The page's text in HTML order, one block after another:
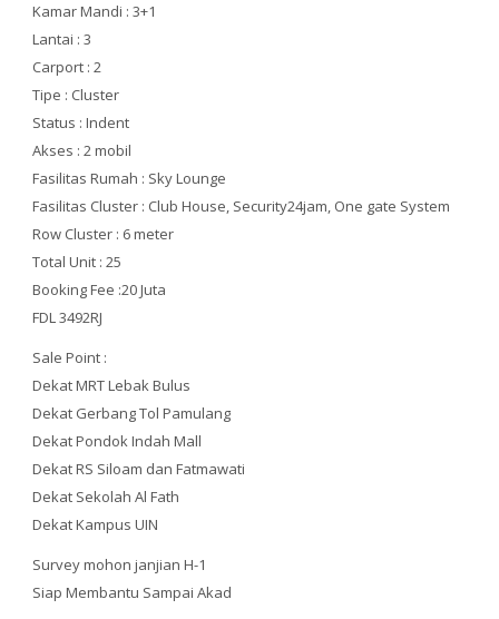
Kamar Mandi : 3+1
Lantai : 3
Carport : 2
Tipe : Cluster
Status : Indent
Akses : 2 mobil
Fasilitas Rumah : Sky Lounge
Fasilitas Cluster : Club House, Security24jam, One gate System
Row Cluster : 6 meter
Total Unit : 25
Booking Fee :20 Juta
FDL 3492RJ
Sale Point :
Dekat MRT Lebak Bulus
Dekat Gerbang Tol Pamulang
Dekat Pondok Indah Mall
Dekat RS Siloam dan Fatmawati
Dekat Sekolah Al Fath
Dekat Kampus UIN
Survey mohon janjian H-1
Siap Membantu Sampai Akad